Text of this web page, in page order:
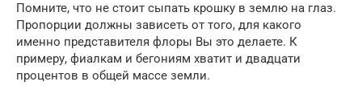
Помните, что не стоит сыпать крошку в землю на глаз.
Пропорции должны зависеть от того, для какого
именно представителя флоры Вы это делаете. К
примеру, фиалкам и бегониям хватит и двадцати
процентов в общей массе земли.